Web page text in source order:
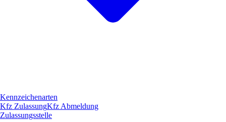
Kennzeichenarten
Kfz ZulassungKfz Abmeldung
Zulassungsstelle